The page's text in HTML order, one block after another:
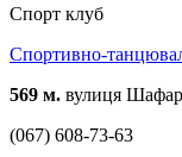
Спорт клуб
Спортивно-
569 м. вулиця
(067) 608-73-63